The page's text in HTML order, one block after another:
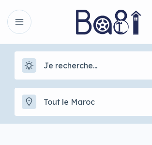
Tout le Maroc